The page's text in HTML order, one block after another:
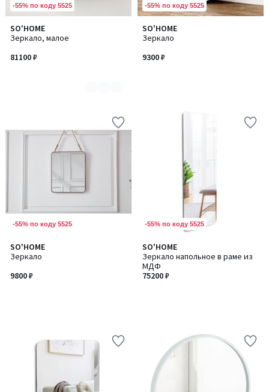
-55% по коду 5525
SO'HOME
Зеркало, малое
81100 ₽
Количество
цветов:
3
-55% по коду 5525
SO'HOME
Зеркало
9300 ₽
-55% по коду 5525
SO'HOME
Зеркало
9800 ₽
-55% по коду 5525
SO'HOME
Зеркало напольное в раме из
МДФ
75200 ₽